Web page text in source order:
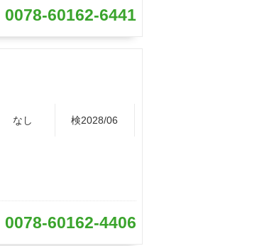
0078-60162-6441
なし 検2028/06
0078-60162-4406